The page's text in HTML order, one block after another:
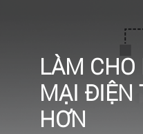
LÀM
MẠI ĐIỆN
HƠN